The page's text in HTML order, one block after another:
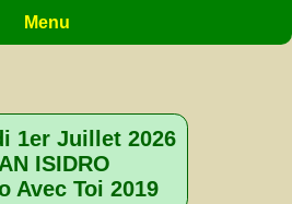
Menu
1er Juillet 2026
ISIDRO
Avec Toi 2019